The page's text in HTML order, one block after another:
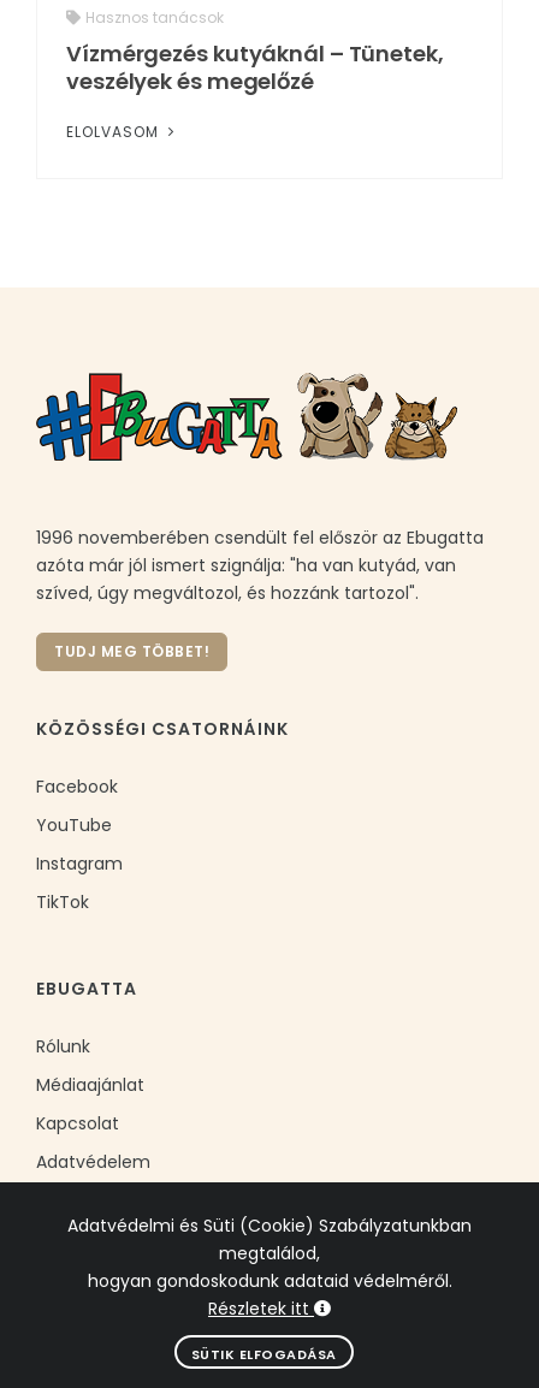
Hasznos tanácsok
Vízmérgezés kutyáknál – Tünetek,
veszélyek és megelőzé
ELOLVASOM
Adatvédelmi és Süti (Cookie) Szabályzatunkban
megtalálod,
hogyan gondoskodunk adataid védelméről.
Részletek itt
SÜTIK ELFOGADÁSA
1996 novemberében csendült fel először az Ebugatta
azóta már jól ismert szignálja: "ha van kutyád, van
szíved, úgy megváltozol, és hozzánk tartozol".
TUDJ MEG TÖBBET!
KÖZÖSSÉGI CSATORNÁINK
Facebook
YouTube
Instagram
TikTok
EBUGATTA
Rólunk
Médiaajánlat
Kapcsolat
Adatvédelem
© 2006-2025 EBADTA-EB Kft. Minden jog fenntartva.